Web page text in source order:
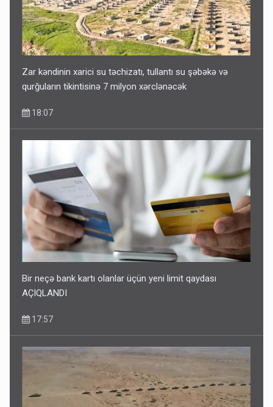
Zar kəndinin xarici su təchizatı, tullantı su şəbəkə və
qurğuların tikintisinə 7 milyon xərclənəcək
18:07
Bir neçə bank kartı olanlar üçün yeni limit qaydası
AÇIQLANDI
17:57